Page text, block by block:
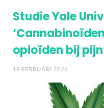
Studie Yale
opioïden bij
18 FEBRUARI 2026